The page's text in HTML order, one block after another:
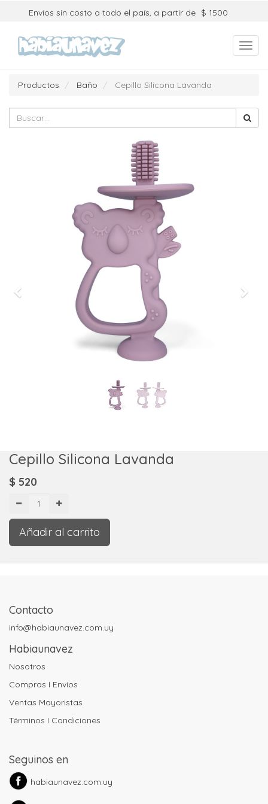
Envíos sin costo a todo el país, a partir de $ 1500
Productos Baño Cepillo Silicona Lavanda
Next
Cepillo Silicona Lavanda
$ 520
Añadir al carrito
Contacto
info@habiaunavez.com.uy
Habiaunavez
Nosotros
Compras I Envíos
Ventas Mayoristas
Términos I Condiciones
Seguinos en
habiaunavez.com.uy